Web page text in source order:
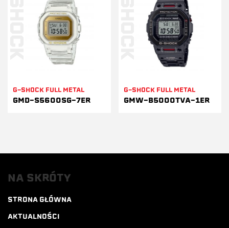
G-SHOCK FULL METAL
GMD-S5600SG-7ER
G-SHOCK FULL METAL
GMW-B5000TVA-1ER
NA SKRÓTY
STRONA GŁÓWNA
AKTUALNOŚCI